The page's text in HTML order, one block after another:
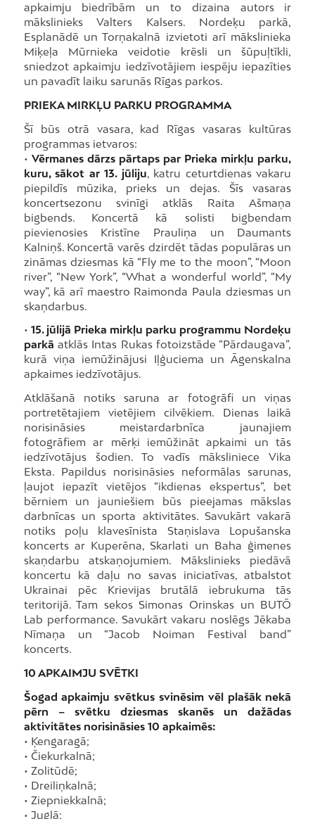
apkaimju biedrībām un to dizaina autors ir
mākslinieks Valters Kalsers. Nordeķu parkā,
Esplanādē un Torņakalnā izvietoti arī mākslinieka
Miķeļa Mūrnieka veidotie krēsli un šūpuļtīkli,
sniedzot apkaimju iedzīvotājiem iespēju iepazīties
un pavadīt laiku sarunās Rīgas parkos.
PRIEKA MIRKĻU PARKU PROGRAMMA
Šī būs otrā vasara, kad Rīgas vasaras kultūras
programmas ietvaros:
• Vērmanes dārzs pārtaps par Prieka mirkļu parku,
kuru, sākot ar 13. jūliju, katru ceturtdienas vakaru
piepildīs mūzika, prieks un dejas. Šīs vasaras
koncertsezonu svinīgi atklās Raita Ašmaņa
bigbends. Koncertā kā solisti bigbendam
pievienosies Kristīne Prauliņa un Daumants
Kalniņš. Koncertā varēs dzirdēt tādas populāras un
zināmas dziesmas kā “Fly me to the moon”, “Moon
river”, “New York”, “What a wonderful world”, “My
way”, kā arī maestro Raimonda Paula dziesmas un
skaņdarbus.
• 15. jūlijā Prieka mirkļu parku programmu Nordeķu
parkā atklās Intas Rukas fotoizstāde “Pārdaugava”,
kurā viņa iemūžinājusi Iļģuciema un Āgenskalna
apkaimes iedzīvotājus.
Atklāšanā notiks saruna ar fotogrāfi un viņas
portretētajiem vietējiem cilvēkiem. Dienas laikā
norisināsies meistardarbnīca jaunajiem
fotogrāfiem ar mērķi iemūžināt apkaimi un tās
iedzīvotājus šodien. To vadīs māksliniece Vika
Eksta. Papildus norisināsies neformālas sarunas,
ļaujot iepazīt vietējos “ikdienas ekspertus”, bet
bērniem un jauniešiem būs pieejamas mākslas
darbnīcas un sporta aktivitātes. Savukārt vakarā
notiks poļu klavesīnista Staņislava Lopušanska
koncerts ar Kuperēna, Skarlati un Baha ģimenes
skaņdarbu atskaņojumiem. Mākslinieks piedāvā
koncertu kā daļu no savas iniciatīvas, atbalstot
Ukrainai pēc Krievijas brutālā iebrukuma tās
teritorijā. Tam sekos Simonas Orinskas un BUTŌ
Lab performance. Savukārt vakaru noslēgs Jēkaba
Nīmaņa un “Jacob Noiman Festival band”
koncerts.
10 APKAIMJU SVĒTKI
Šogad apkaimju svētkus svinēsim vēl plašāk nekā
pērn – svētku dziesmas skanēs un dažādas
aktivitātes norisināsies 10 apkaimēs:
• Ķengaragā;
• Čiekurkalnā;
• Zolitūdē;
• Dreiliņkalnā;
• Ziepniekkalnā;
• Juglā;